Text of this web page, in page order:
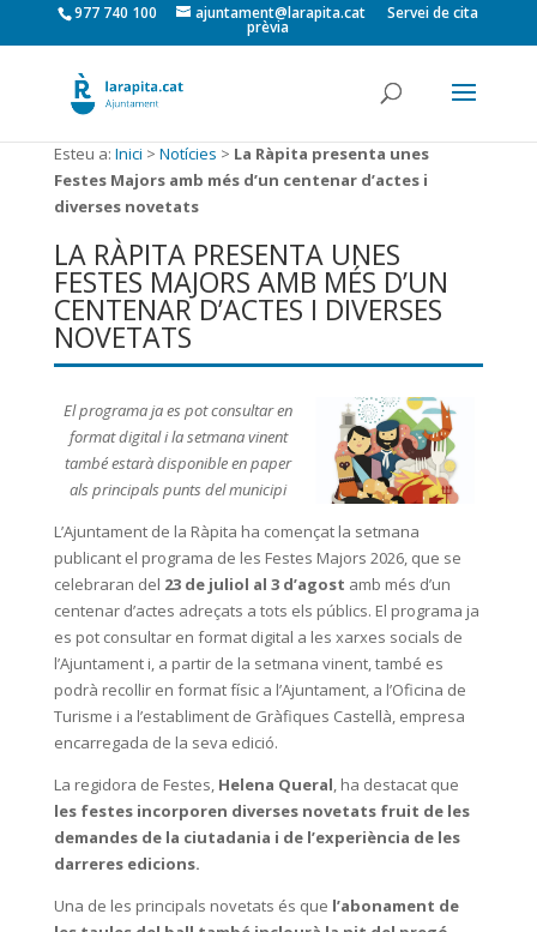
977 740 100 ajuntament@larapita.cat Servei de cita
prèvia
Esteu a: Inici > Notícies > La Ràpita presenta unes
Festes Majors amb més d’un centenar d’actes i
diverses novetats
LA RÀPITA PRESENTA UNES
FESTES MAJORS AMB MÉS D’UN
CENTENAR D’ACTES I DIVERSES
NOVETATS
El programa ja es pot consultar en
format digital i la setmana vinent
també estarà disponible en paper
als principals punts del municipi
L’Ajuntament de la Ràpita ha començat la setmana
publicant el programa de les Festes Majors 2026, que se
celebraran del 23 de juliol al 3 d’agost amb més d’un
centenar d’actes adreçats a tots els públics. El programa ja
es pot consultar en format digital a les xarxes socials de
l’Ajuntament i, a partir de la setmana vinent, també es
podrà recollir en format físic a l’Ajuntament, a l’Oficina de
Turisme i a l’establiment de Gràfiques Castellà, empresa
encarregada de la seva edició.
La regidora de Festes, Helena Queral, ha destacat que
les festes incorporen diverses novetats fruit de les
demandes de la ciutadania i de l’experiència de les
darreres edicions.
Una de les principals novetats és que l’abonament de